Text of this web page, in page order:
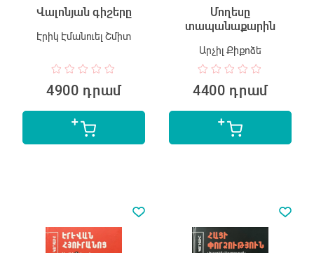
Վալոնյան գիշերը
Էրիկ Էմանուել Շմիտ
4900 դրամ
Մողեսը
տապանաքարին
Արչիլ Քիքոձե
4400 դրամ